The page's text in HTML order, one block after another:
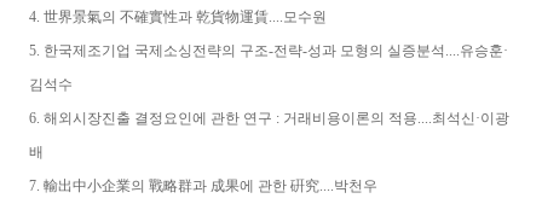
4. 世界景氣의 不確實性과 乾貨物運賃....모수원
5. 한국제조기업 국제소싱전략의 구조-전략-성과 모형의 실증분석....유승훈·
김석수
6. 해외시장진출 결정요인에 관한 연구 : 거래비용이론의 적용....최석신·이광
배
7. 輸出中小企業의 戰略群과 成果에 관한 硏究....박천우